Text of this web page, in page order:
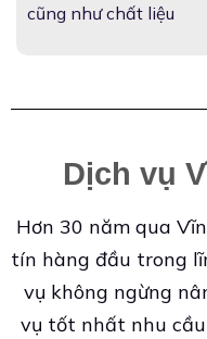
cũng như chất liệu
Dịch vụ
Hơn 30 năm qua
tín hàng đầu trong
vụ không ngừng
vụ tốt nhất nhu